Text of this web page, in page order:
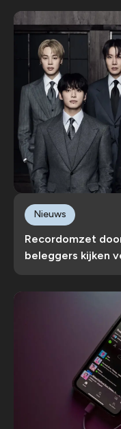
Recordomzet
beleggers kijken
Nieuws